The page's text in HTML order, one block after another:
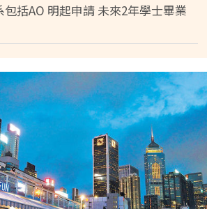
括AO 明起申請 未來2年學士畢業